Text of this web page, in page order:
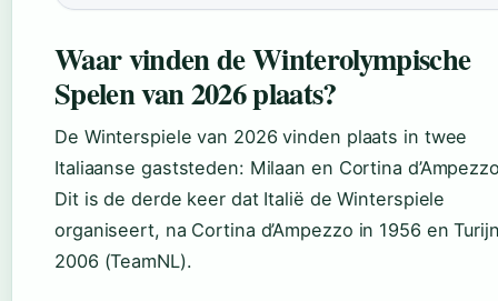
Waar vinden de Winterolympische
Spelen van 2026 plaats?
De Winterspiele van 2026 vinden plaats in twee
Italiaanse gaststeden: Milaan en Cortina
Dit is de derde keer dat Italië de Winterspiele
organiseert, na Cortina d’Ampezzo in 1956 en
2006 (TeamNL).